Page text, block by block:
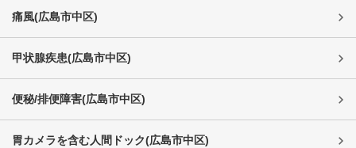
痛風(広島市中区)
甲状腺疾患(広島市中区)
便秘/排便障害(広島市中区)
胃カメラを含む人間ドック(広島市中区)